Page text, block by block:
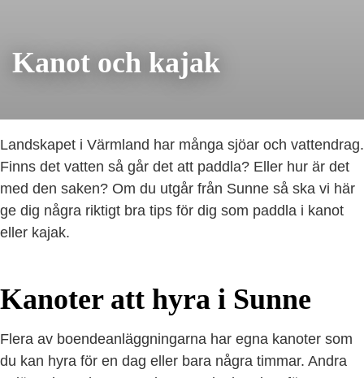
Kanot och kajak
Landskapet i Värmland har många sjöar och vattendrag.
Finns det vatten så går det att paddla? Eller hur är det
med den saken? Om du utgår från Sunne så ska vi här
ge dig några riktigt bra tips för dig som paddla i kanot
eller kajak.
Kanoter att hyra i Sunne
Flera av boendeanläggningarna har egna kanoter som
du kan hyra för en dag eller bara några timmar. Andra